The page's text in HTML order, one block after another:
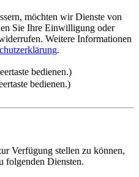
möchten wir Dienste von
Sie Ihre Einwilligung oder
Weitere Informationen
.
bedienen.)
bedienen.)
Verfügung stellen zu können,
folgenden Diensten.